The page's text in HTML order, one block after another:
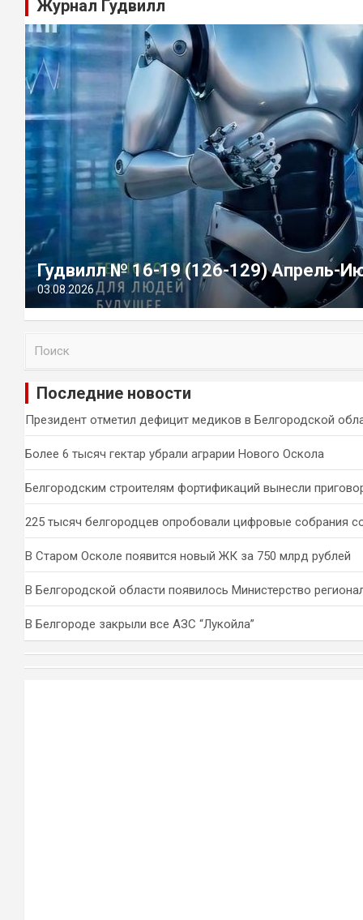
Журнал Гудвилл
Гудвилл № 16-19 (126-129) Апрель-
03.08.2026
и
Последние новости
Президент отметил дефицит медиков в Белгородской
Более 6 тысяч гектар убрали аграрии Нового Оскола
Белгородским строителям фортификаций вынесли
225 тысяч белгородцев опробовали цифровые собрания
В Старом Осколе появится новый ЖК за 750 млрд рублей
В Белгородской области появилось Министерство
В Белгороде закрыли все АЗС “Лукойла”